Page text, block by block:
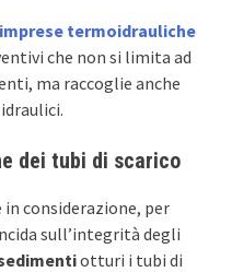
imprese termoidrauliche
che non si limita ad
ma raccoglie anche
dei tubi di scarico
considerazione, per
sull’integrità degli
otturi i tubi di